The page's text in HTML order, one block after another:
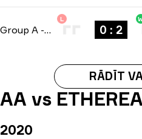
Group A - bo3
L
0 : 2
RĀDĪT
AA vs
2020